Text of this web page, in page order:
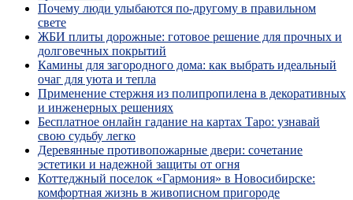
Почему люди улыбаются по‑другому в правильном
свете
ЖБИ плиты дорожные: готовое решение для прочных и
долговечных покрытий
Камины для загородного дома: как выбрать идеальный
очаг для уюта и тепла
Применение стержня из полипропилена в декоративных
и инженерных решениях
Бесплатное онлайн гадание на картах Таро: узнавай
свою судьбу легко
Деревянные противопожарные двери: сочетание
эстетики и надежной защиты от огня
Коттеджный поселок «Гармония» в Новосибирске:
комфортная жизнь в живописном пригороде